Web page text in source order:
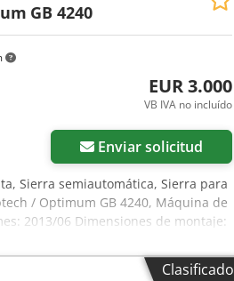
GB 4240
EUR 3.000
VB IVA no incluído
Enviar solicitud
Sierra semiautomática, Sierra para
/ Optimum GB 4240, Máquina de
2013/06 Dimensiones de montaje:
de la cinta: 34 x 11 x 4320 mm
Akwzopof - Avance ajustable
Clasificado